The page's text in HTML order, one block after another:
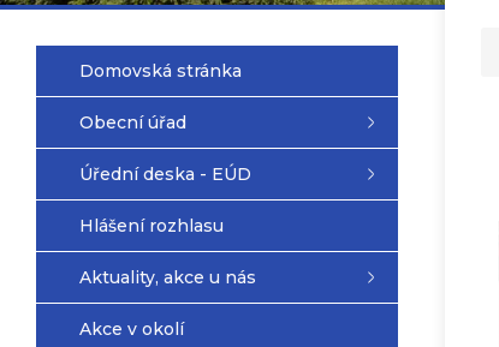
Domovská stránka
Obecní úřad
Úřední deska - EÚD
Hlášení rozhlasu
Aktuality, akce u nás
Akce v okolí